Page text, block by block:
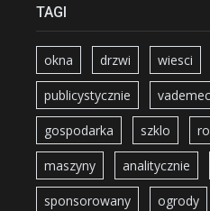
TAGI
okna drzwi wiesci
publicystycznie
gospodarka szklo
maszyny analitycznie
sponsorowany ogrody